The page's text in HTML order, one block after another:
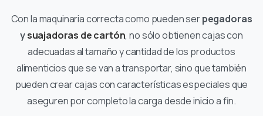
Con la maquinaria correcta como pueden serpegadoras
ysuajadoras de cartón, no sólo obtienen cajas con
adecuadas al tamaño y cantidad de los productos
alimenticios que se van a transportar, sino que también
pueden crear cajas con características especiales que
aseguren por completo la carga desde inicio a fin.